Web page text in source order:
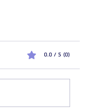
0.0 / 5 (0)